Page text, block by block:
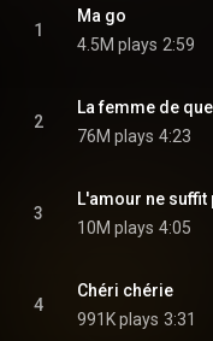
1
Ma go
4.5M plays 2:59
2
La femme de
76M plays 4:23
3
L'amour ne suffit
10M plays 4:05
4
Chéri chérie
991K plays 3:31